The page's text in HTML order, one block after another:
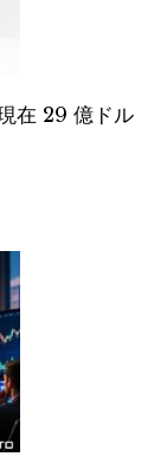
在 29 億ドル